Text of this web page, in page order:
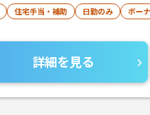
住宅手当・補助 日勤のみ ボー
詳細を見る